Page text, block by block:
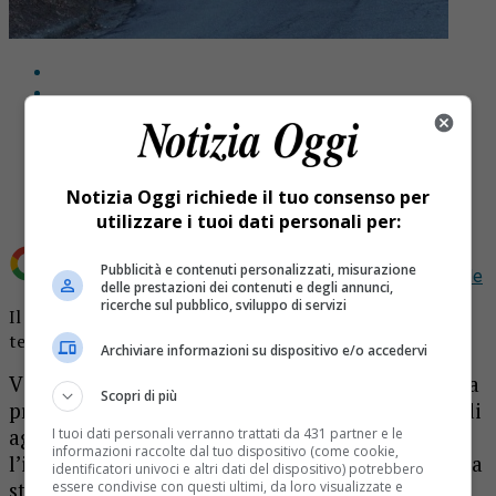
Aggiungi Notizia Oggi.it come Fonte preferita su Google
Il lavoro finanziato dall’Unione del Biellese Orientale è
terminato
Via anche le ultime parti del cantiere dalla strada
provinciale della Valle Fredda di Pray. Nel mese di
agosto e per diverse settimane di settembre
l’impresa ha lavorato alla messa in sicurezza della
strada che stava cedendo verso il torrente. Il
Notizia Oggi richiede il tuo consenso per
utilizzare i tuoi dati personali per:
Pubblicità e contenuti personalizzati, misurazione
delle prestazioni dei contenuti e degli annunci,
ricerche sul pubblico, sviluppo di servizi
Archiviare informazioni su dispositivo e/o accedervi
Scopri di più
I tuoi dati personali verranno trattati da 431 partner e le
informazioni raccolte dal tuo dispositivo (come cookie,
identificatori univoci e altri dati del dispositivo) potrebbero
essere condivise con questi ultimi, da loro visualizzate e